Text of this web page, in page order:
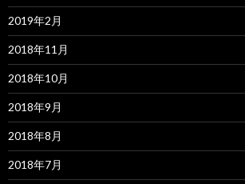
2019年2月
2018年11月
2018年10月
2018年9月
2018年8月
2018年7月